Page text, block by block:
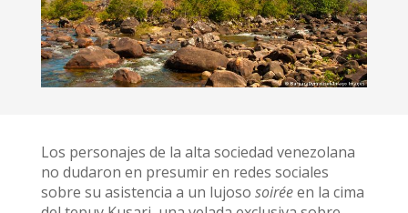
Los personajes de la alta sociedad venezolana
no dudaron en presumir en redes sociales
sobre su asistencia a un lujoso soiréeen la cima